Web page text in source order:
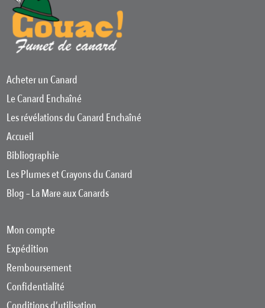
Acheter un Canard
Le Canard Enchaîné
Les révélations du Canard Enchaîné
Accueil
Bibliographie
Les Plumes et Crayons du Canard
Blog – La Mare aux Canards
Mon compte
Expédition
Remboursement
Confidentialité